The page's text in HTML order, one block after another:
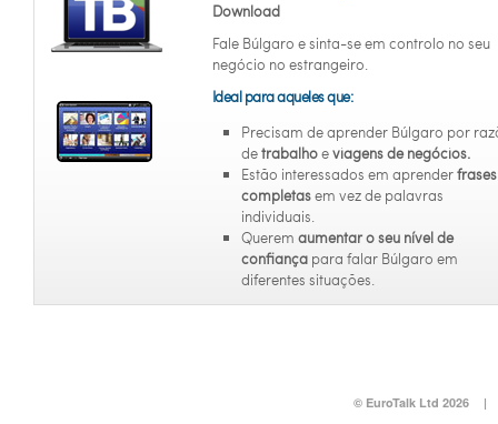
Download
Fale Búlgaro e sinta-se em controlo no seu
negócio no estrangeiro.
Ideal para aqueles que:
Precisam de aprender Búlgaro por
detrabalhoeviagens de negócios.
Estão interessados em aprenderfrases
completasem vez de palavras
individuais.
Querem aumentar o seu nível de
confiança para falar Búlgaro em
diferentes situações.
© EuroTalk Ltd 2026 |